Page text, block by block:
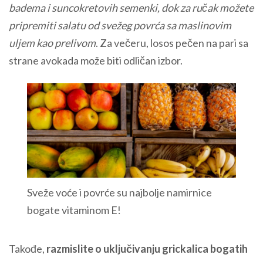
badema i suncokretovih semenki, dok za ručak možete
pripremiti salatu od svežeg povrća sa maslinovim
uljem kao prelivom. Za večeru, losos pečen na pari sa
strane avokada može biti odličan izbor.
Sveže voće i povrće su najbolje namirnice
bogate vitaminom E!
Takođe, razmislite o uključivanju grickalica bogatih